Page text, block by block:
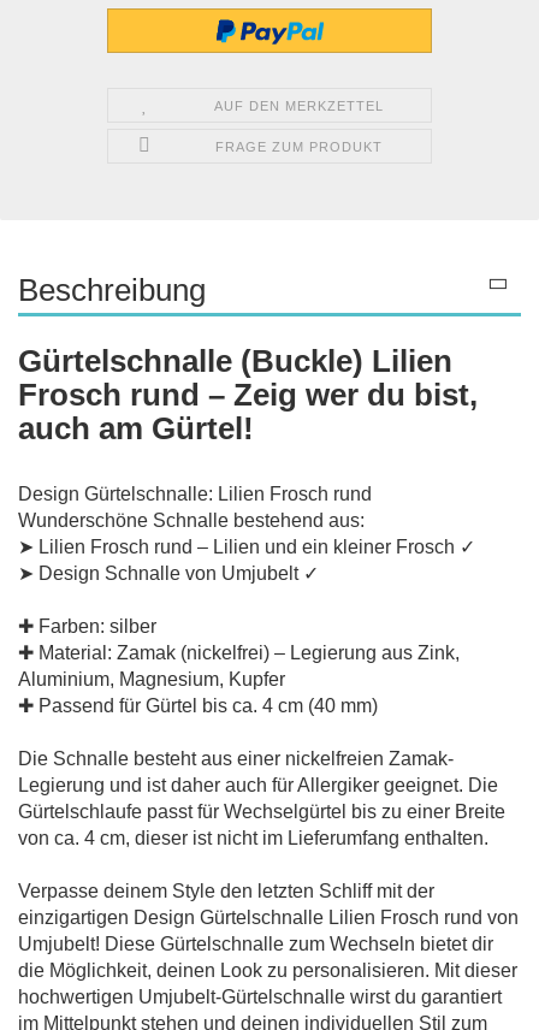
AUF DEN MERKZETTEL
FRAGE ZUM PRODUKT
Beschreibung
Gürtelschnalle (Buckle) Lilien
Frosch rund – Zeig wer du bist,
auch am Gürtel!
Design Gürtelschnalle: Lilien Frosch rund
Wunderschöne Schnalle bestehend aus:
➤ Lilien Frosch rund – Lilien und ein kleiner Frosch ✓
➤ Design Schnalle von Umjubelt ✓
✚ Farben: silber
✚ Material: Zamak (nickelfrei) – Legierung aus Zink,
Aluminium, Magnesium, Kupfer
✚ Passend für Gürtel bis ca. 4 cm (40 mm)
Die Schnalle besteht aus einer nickelfreien Zamak-
Legierung und ist daher auch für Allergiker geeignet. Die
Gürtelschlaufe passt für Wechselgürtel bis zu einer Breite
von ca. 4 cm, dieser ist nicht im Lieferumfang enthalten.
Verpasse deinem Style den letzten Schliff mit der
einzigartigen Design Gürtelschnalle Lilien Frosch rund von
Umjubelt! Diese Gürtelschnalle zum Wechseln bietet dir
die Möglichkeit, deinen Look zu personalisieren. Mit dieser
hochwertigen Umjubelt-Gürtelschnalle wirst du garantiert
im Mittelpunkt stehen und deinen individuellen Stil zum